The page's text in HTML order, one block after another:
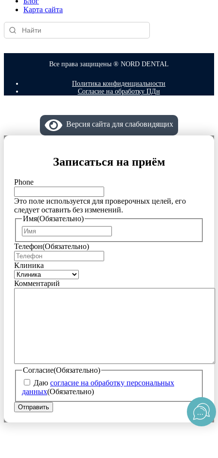
Карта сайта
Все права защищены ® NORD DENTAL
Политика конфиденциальности
Согласие на обработку ПДн
Версия сайта для слабовидящих
Записаться на приём
Phone
Это поле используется для проверочных целей, его
следует оставить без изменений.
Имя(Обязательно)
Телефон(Обязательно)
Клиника
Комментарий
Согласие(Обязательно)
Даю согласие на обработку персональных
данных(Обязательно)